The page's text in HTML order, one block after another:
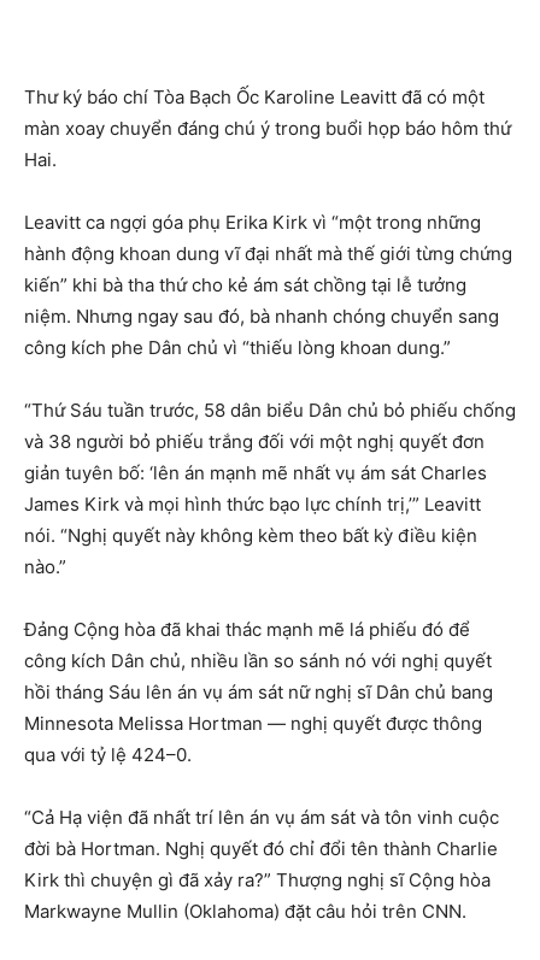
Thư ký báo chí Tòa Bạch Ốc Karoline Leavitt đã có một
màn xoay chuyển đáng chú ý trong buổi họp báo hôm thứ
Hai.
Leavitt ca ngợi góa phụ Erika Kirk vì “một trong những
hành động khoan dung vĩ đại nhất mà thế giới từng chứng
kiến” khi bà tha thứ cho kẻ ám sát chồng tại lễ tưởng
niệm. Nhưng ngay sau đó, bà nhanh chóng chuyển sang
công kích phe Dân chủ vì “thiếu lòng khoan dung.”
“Thứ Sáu tuần trước, 58 dân biểu Dân chủ bỏ phiếu chống
và 38 người bỏ phiếu trắng đối với một nghị quyết đơn
giản tuyên bố: ‘lên án mạnh mẽ nhất vụ ám sát Charles
James Kirk và mọi hình thức bạo lực chính trị,’” Leavitt
nói. “Nghị quyết này không kèm theo bất kỳ điều kiện
nào.”
Đảng Cộng hòa đã khai thác mạnh mẽ lá phiếu đó để
công kích Dân chủ, nhiều lần so sánh nó với nghị quyết
hồi tháng Sáu lên án vụ ám sát nữ nghị sĩ Dân chủ bang
Minnesota Melissa Hortman — nghị quyết được thông
qua với tỷ lệ 424–0.
“Cả Hạ viện đã nhất trí lên án vụ ám sát và tôn vinh cuộc
đời bà Hortman. Nghị quyết đó chỉ đổi tên thành Charlie
Kirk thì chuyện gì đã xảy ra?” Thượng nghị sĩ Cộng hòa
Markwayne Mullin (Oklahoma) đặt câu hỏi trên CNN.